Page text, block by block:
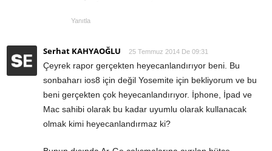
Yanıtla
Serhat KAHYAOĞLU 25 Temmuz 2014 De 09:31
Çeyrek rapor gerçekten heyecanlandırıyor beni. Bu
sonbaharı ios8 için değil Yosemite için bekliyorum ve bu
beni gerçekten çok heyecanlandırıyor. İphone, İpad ve
Mac sahibi olarak bu kadar uyumlu olarak kullanacak
olmak kimi heyecanlandırmaz ki?